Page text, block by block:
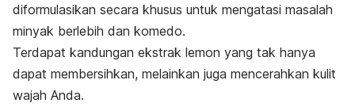
diformulasikan secara khusus untuk mengatasi masalah
minyak berlebih dan komedo.
Terdapat kandungan ekstrak lemon yang tak hanya
dapat membersihkan, melainkan juga mencerahkan kulit
wajah Anda.